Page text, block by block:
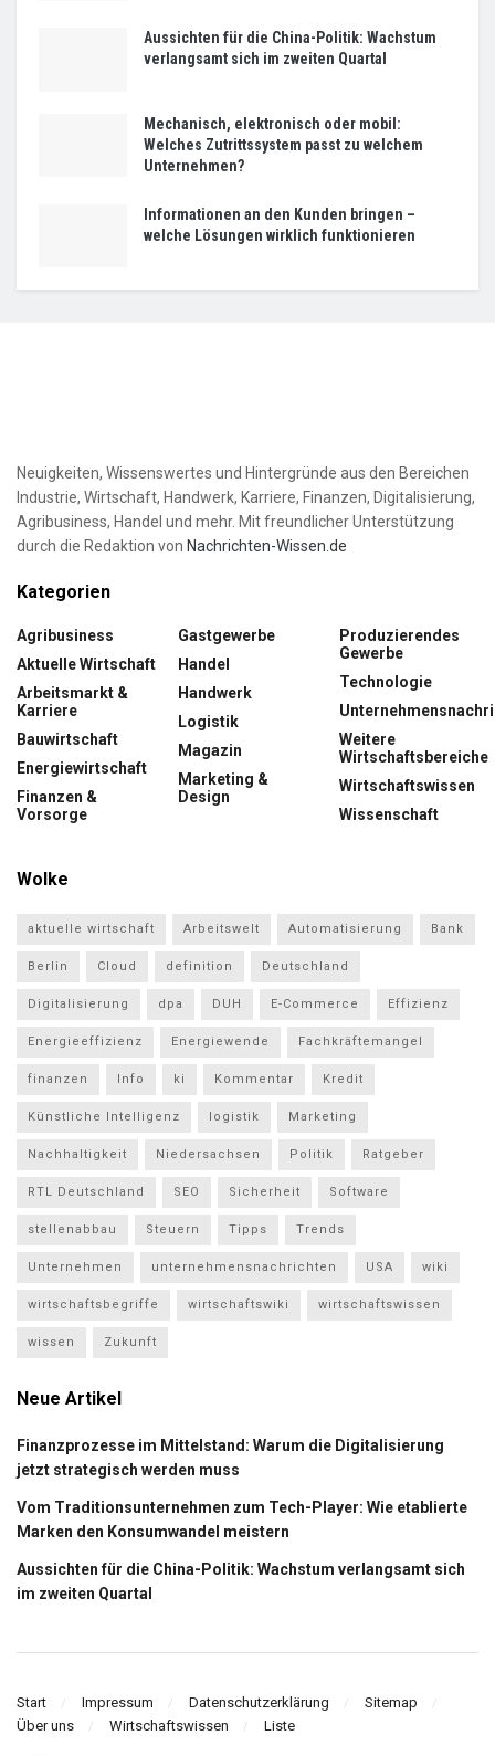
Aussichten für die China-Politik: Wachstum
verlangsamt sich im zweiten Quartal
Mechanisch, elektronisch oder mobil:
Welches Zutrittssystem passt zu welchem
Unternehmen?
Informationen an den Kunden bringen –
welche Lösungen wirklich funktionieren
Neuigkeiten, Wissenswertes und Hintergründe aus den Bereichen
Industrie, Wirtschaft, Handwerk, Karriere, Finanzen, Digitalisierung,
Agribusiness, Handel und mehr. Mit freundlicher Unterstützung
durch die Redaktion von Nachrichten-Wissen.de
Kategorien
Agribusiness
Aktuelle Wirtschaft
Arbeitsmarkt &
Karriere
Bauwirtschaft
Energiewirtschaft
Finanzen &
Vorsorge
Gastgewerbe
Handel
Handwerk
Logistik
Magazin
Marketing &
Design
Produzierendes
Gewerbe
Technologie
Weitere
Wirtschaftsbereiche
Wirtschaftswissen
Wissenschaft
Wolke
aktuelle wirtschaft Arbeitswelt Automatisierung Bank
Berlin Cloud definition Deutschland
Digitalisierung dpa DUH E-Commerce Effizienz
Energieeffizienz Energiewende Fachkräftemangel
finanzen Info ki Kommentar Kredit
Künstliche Intelligenz logistik Marketing
Nachhaltigkeit Niedersachsen Politik Ratgeber
RTL Deutschland SEO Sicherheit Software
stellenabbau Steuern Tipps Trends
Unternehmen unternehmensnachrichten USA wiki
wirtschaftsbegriffe wirtschaftswiki wirtschaftswissen
wissen Zukunft
Neue Artikel
Finanzprozesse im Mittelstand: Warum die Digitalisierung
jetzt strategisch werden muss
Vom Traditionsunternehmen zum Tech-Player: Wie etablierte
Marken den Konsumwandel meistern
Aussichten für die China-Politik: Wachstum verlangsamt sich
im zweiten Quartal
Start Impressum Datenschutzerklärung
Sitemap
Über uns
Wirtschaftswissen Liste